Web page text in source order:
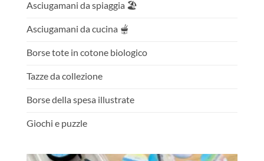
Asciugamani da spiaggia 🏖️
Asciugamani da cucina 🫕
Borse tote in cotone biologico
Tazze da collezione
Borse della spesa illustrate
Giochi e puzzle